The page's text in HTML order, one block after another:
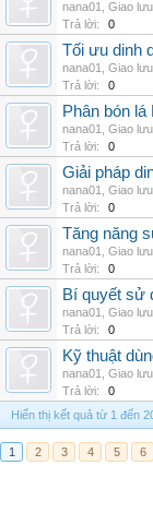
nana01
Giao lưu
Trả lời:
0
Tối ưu dinh
nana01
Giao lưu
Trả lời:
0
Phân bón
nana01
Giao lưu
Trả lời:
0
Giải pháp
nana01
Giao lưu
Trả lời:
0
Tăng năng
nana01
Giao lưu
Trả lời:
0
Bí quyết sử
nana01
Giao lưu
Trả lời:
0
Kỹ thuật
nana01
Giao lưu
Trả lời:
0
Hiển thị kết quả từ 1 đến
1 2 3 4 5 6